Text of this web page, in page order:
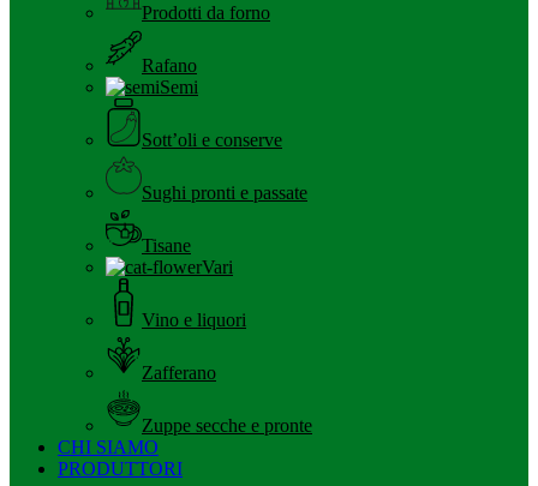
Prodotti da forno
Rafano
Semi
Sott’oli e conserve
Sughi pronti e passate
Tisane
Vari
Vino e liquori
Zafferano
Zuppe secche e pronte
CHI SIAMO
PRODUTTORI